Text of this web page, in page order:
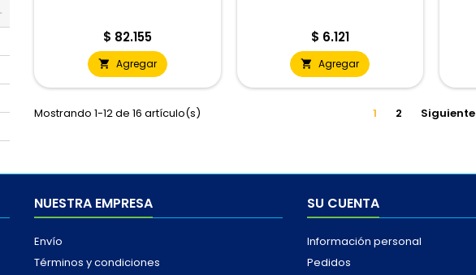
Precio
$ 82.155
 Agregar
Precio
$ 6.121
 Agregar
Mostrando 1-12 de 16 artículo(s) 1 2 Siguiente
NUESTRA EMPRESA
Envío
Términos y condiciones
SU CUENTA
Información personal
Pedidos